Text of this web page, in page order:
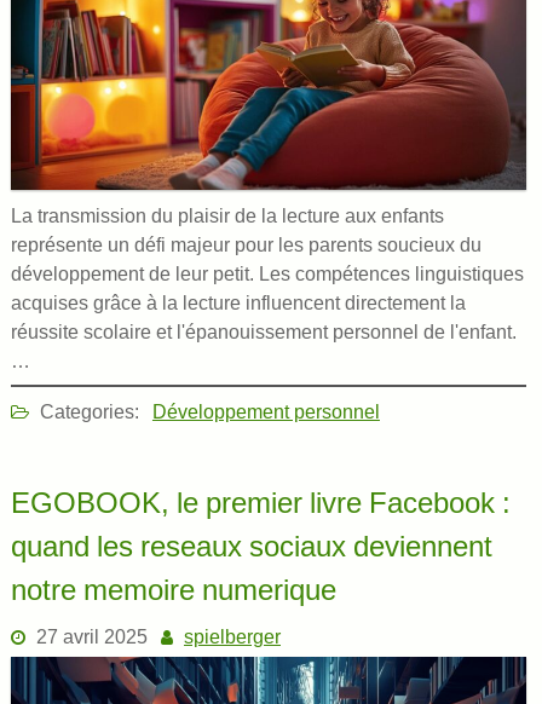
La transmission du plaisir de la lecture aux enfants
représente un défi majeur pour les parents soucieux du
développement de leur petit. Les compétences linguistiques
acquises grâce à la lecture influencent directement la
réussite scolaire et l'épanouissement personnel de l'enfant.
…
Categories: Développement personnel
EGOBOOK, le premier livre Facebook :
quand les reseaux sociaux deviennent
notre memoire numerique
27 avril 2025 spielberger